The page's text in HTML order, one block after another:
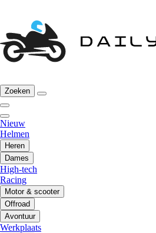
Zoeken
Nieuw
Helmen
Heren
Dames
High-tech
Racing
Motor & scooter
Offroad
Avontuur
Werkplaats